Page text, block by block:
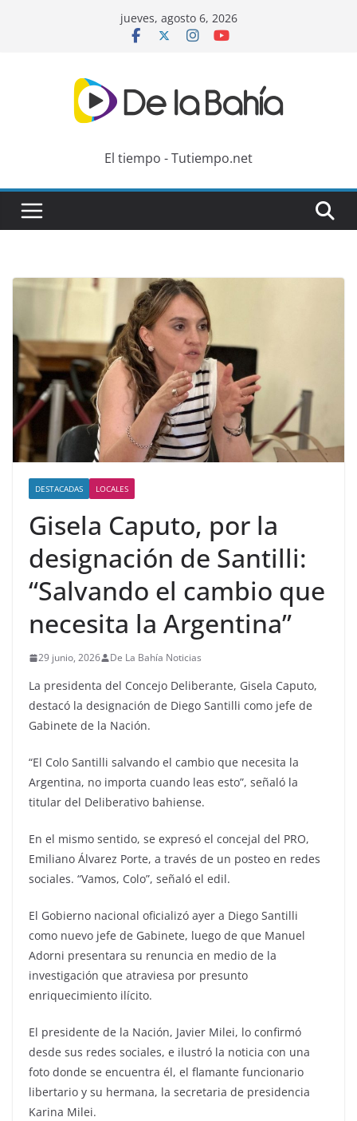
jueves, agosto 6, 2026
El tiempo - Tutiempo.net
DESTACADAS LOCALES
Gisela Caputo, por la
designación de Santilli:
“Salvando el cambio que
necesita la Argentina”
29 junio, 2026 De La Bahía Noticias
La presidenta del Concejo Deliberante, Gisela Caputo,
destacó la designación de Diego Santilli como jefe de
Gabinete de la Nación.
“El Colo Santilli salvando el cambio que necesita la
Argentina, no importa cuando leas esto”, señaló la
titular del Deliberativo bahiense.
En el mismo sentido, se expresó el concejal del PRO,
Emiliano Álvarez Porte, a través de un posteo en redes
sociales. “Vamos, Colo”, señaló el edil.
El Gobierno nacional oficializó ayer a Diego Santilli
como nuevo jefe de Gabinete, luego de que Manuel
Adorni presentara su renuncia en medio de la
investigación que atraviesa por presunto
enriquecimiento ilícito.
El presidente de la Nación, Javier Milei, lo confirmó
desde sus redes sociales, e ilustró la noticia con una
foto donde se encuentra él, el flamante funcionario
libertario y su hermana, la secretaria de presidencia
Karina Milei.